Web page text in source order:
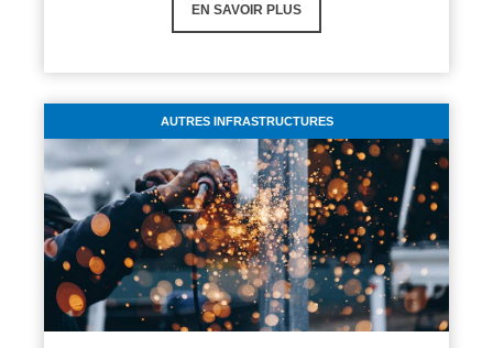
EN SAVOIR PLUS
AUTRES INFRASTRUCTURES